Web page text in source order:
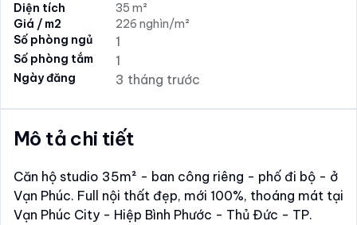
Diện tích
35 m²
Giá / m2
226 nghìn/m²
Số phòng ngủ
1
Số phòng tắm 1
Ngày đăng 3 tháng trước
Mô tả chi tiết
Căn hộ studio 35m² - ban công riêng - phố đi bộ - ở
Vạn Phúc. Full nội thất đẹp, mới 100%, thoáng mát tại
Vạn Phúc City - Hiệp Bình Phước - Thủ Đức - TP.